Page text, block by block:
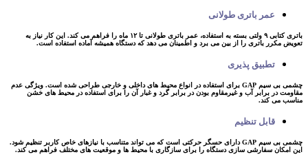
عمر باتری طولانی
باتری کتابی ۹ ولتی بسته به استفاده، عمر باتری طولانی تا ۱۲ ماه را فراهم می کند. این کار نیاز به
تعویض مکرر باتری را از بین می برد و اطمینان می دهد که دستگاه همیشه آماده استفاده است.
تطبیق پذیری
چشمی بی سیم GAP برای استفاده در انواع محیط های داخلی و خارجی طراحی شده است. ویژگی عدم
مقاومت در برابر آب و غیرمقاوم بودن در برابر گرد و غبار آن را برای استفاده در محیط های خشن
مناسب می کند.
قابل تنظیم
چشمی بی سیم GAP دارای حسگر حرکتی است که می تواند متناسب با نیازهای خاص کاربر تنظیم شود.
این امکان سفارشی سازی دستگاه را برای سازگاری با محیط ها و موقعیت های مختلف فراهم می کند.